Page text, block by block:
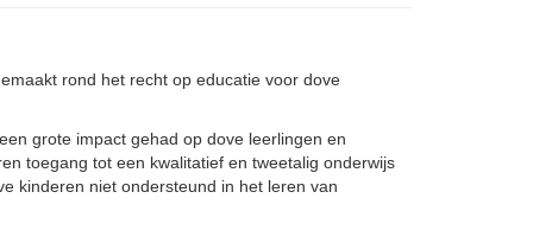
rond het recht op educatie voor dove
grote impact gehad op dove leerlingen en
toegang tot een kwalitatief en tweetalig onderwijs
kinderen niet ondersteund in het leren van